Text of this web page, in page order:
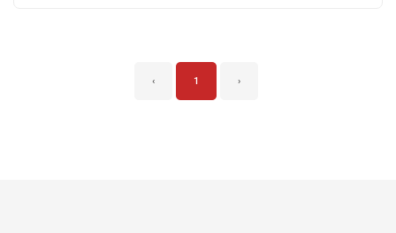
‹ 1 ›